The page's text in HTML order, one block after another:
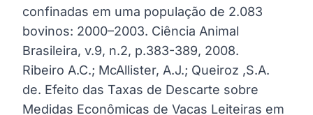
confinadas em uma população de 2.083
bovinos: 2000–2003. Ciência Animal
Brasileira, v.9, n.2, p.383-389, 2008.
Ribeiro A.C.; McAllister, A.J.; Queiroz ,S.A.
de. Efeito das Taxas de Descarte sobre
Medidas Econômicas de Vacas Leiteiras em